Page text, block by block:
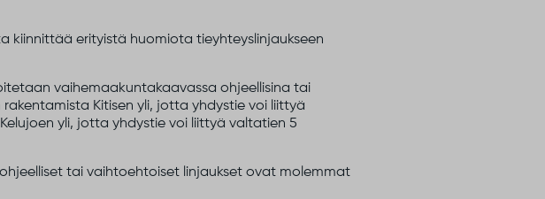
kiinnittää erityistä huomiota tieyhteyslinjaukseen
vaihemaakuntakaavassa ohjeellisina tai
Kitisen yli, jotta yhdystie voi liittyä
yli, jotta yhdystie voi liittyä valtatien 5
tai vaihtoehtoiset linjaukset ovat molemmat